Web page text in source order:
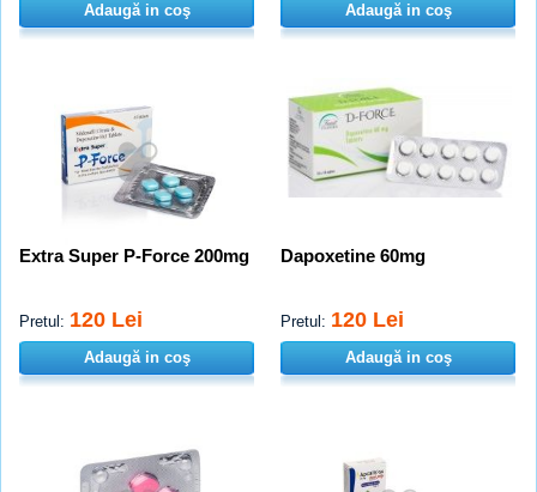
Adaugă in coş Adaugă in coş
Extra Super P-Force 200mg
Pretul: 120 Lei
Adaugă in coş
Dapoxetine 60mg
Pretul: 120 Lei
Adaugă in coş